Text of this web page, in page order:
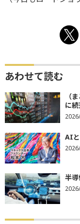
あわせて読む
（
に
AI
半